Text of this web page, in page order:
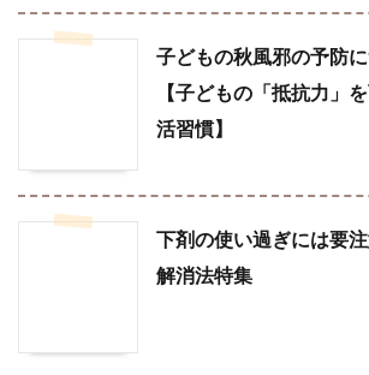
子どもの秋風邪の予防
【子どもの「抵抗力」
活習慣】
下剤の使い過ぎには要
解消法特集